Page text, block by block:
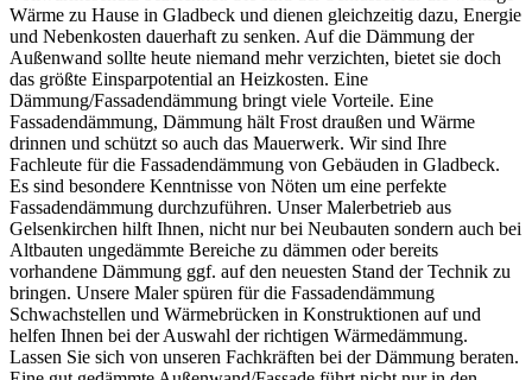
Wärme zu Hause in Gladbeck und dienen gleichzeitig dazu, Energie
und Nebenkosten dauerhaft zu senken. Auf die Dämmung der
Außenwand sollte heute niemand mehr verzichten, bietet sie doch
das größte Einsparpotential an Heizkosten. Eine
Dämmung/Fassadendämmung bringt viele Vorteile. Eine
Fassadendämmung, Dämmung hält Frost draußen und Wärme
drinnen und schützt so auch das Mauerwerk. Wir sind Ihre
Fachleute für die Fassadendämmung von Gebäuden in Gladbeck.
Es sind besondere Kenntnisse von Nöten um eine perfekte
Fassadendämmung durchzuführen. Unser Malerbetrieb aus
Gelsenkirchen hilft Ihnen, nicht nur bei Neubauten sondern auch bei
Altbauten ungedämmte Bereiche zu dämmen oder bereits
vorhandene Dämmung ggf. auf den neuesten Stand der Technik zu
bringen. Unsere Maler spüren für die Fassadendämmung
Schwachstellen und Wärmebrücken in Konstruktionen auf und
helfen Ihnen bei der Auswahl der richtigen Wärmedämmung.
Lassen Sie sich von unseren Fachkräften bei der Dämmung beraten.